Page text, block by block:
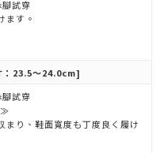
試穿
ます。
：23.5～24.0cm]
試穿
まり、鞋面寬度も丁度良く履け